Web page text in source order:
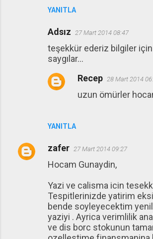
YANITLA
Adsız 27 Mart 2014 08:47
teşekkür ederiz bilgiler
saygılar...
YANITLA
Recep 28 Mart 2014
uzun ömürler
zafer 27 Mart 2014 09:27
Hocam Gunaydin,
Yazi ve calisma icin
Tespitlerinizde yatirim
bende soyleyecektim
yaziyi . Ayrica verimlilik
ve dis borc stokunun